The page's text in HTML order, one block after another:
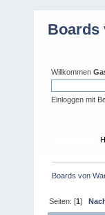
Boards
Willkommen
Einloggen mit
Boards von
Seiten: [1]